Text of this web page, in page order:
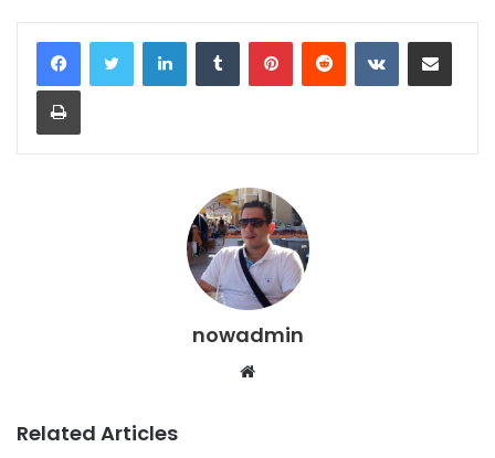
LinkedInTumblr PinterestReddit VKontakteShare via Email
Print
nowadmin
Website
Related Articles